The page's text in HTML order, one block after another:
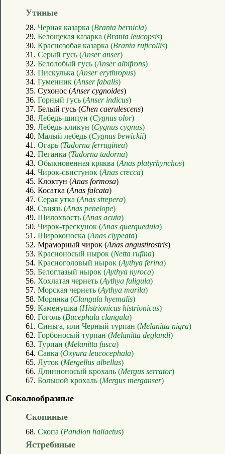
Утиные
28. Черная казарка (Branta bernicla)
29. Белощекая казарка (Branta leucopsis)
30. Краснозобая казарка (Branta ruficollis)
31. Серый гусь (Anser anser)
32. Белолобый гусь (Anser albifrons)
33. Пискулька (Anser erythropus)
34. Гуменник (Anser fabalis)
35. Сухонос (Anser cygnoides)
36. Горный гусь (Anser indicus)
37. Белый гусь (Chen caerulescens)
38. Лебедь-шипун (Cygnus olor)
39. Лебедь-кликун (Cygnus cygnus)
40. Малый лебедь (Cygnus bewickii)
41. Огарь (Tadorna ferruginea)
42. Пеганка (Tadorna tadorna)
43. Обыкновенная кряква (Anas platyrhynchos)
44. Чирок-свистунок (Anas crecca)
45. Клоктун (Anas formosa)
46. Косатка (Anas falcata)
47. Серая утка (Anas strepera)
48. Свиязь (Anas penelope)
49. Шилохвость (Anas acuta)
50. Чирок-трескунок (Anas querquedula)
51. Широконоска (Anas clypeata)
52. Мраморный чирок (Anas angustirostris)
53. Красноносый нырок (Netta rufina)
54. Красноголовый нырок (Aythya ferina)
55. Белоглазый нырок (Aythya nyroca)
56. Хохлатая чернеть (Aythya fuligula)
57. Морская чернеть (Aythya marila)
58. Морянка (Clangula hyemalis)
59. Каменушка (Histrionicus histrionicus)
60. Гоголь (Bucephala clangula)
61. Синьга, или Черный турпан (Melanitta nigra)
62. Горбоносый турпан (Melanitta deglandi)
63. Турпан (Melanitta fusca)
64. Савка (Oxyura leucocephala)
65. Луток (Mergellus albellus)
66. Длинноносый крохаль (Mergus serrator)
67. Большой крохаль (Mergus merganser)
Соколообразные
Скопиные
68. Скопа (Pandion haliaetus)
Ястребиные